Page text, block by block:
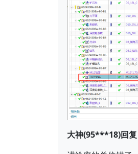
大神(95***18)回复